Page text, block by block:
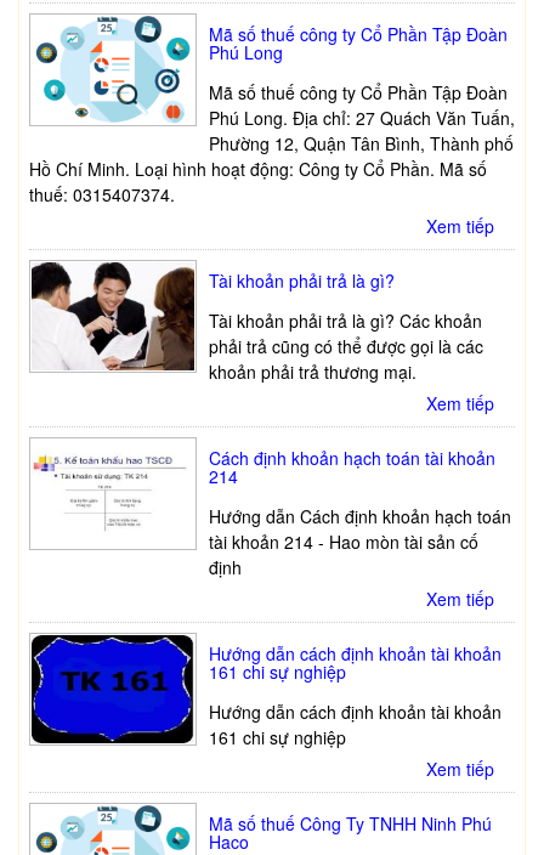
Mã số thuế công ty Cổ Phần Tập Đoàn
Phú Long
Mã số thuế công ty Cổ Phần Tập Đoàn
Phú Long. Địa chỉ: 27 Quách Văn Tuấn,
Phường 12, Quận Tân Bình, Thành phố
Hồ Chí Minh. Loại hình hoạt động: Công ty Cổ Phần. Mã số
thuế: 0315407374.
Xem tiếp
Tài khoản phải trả là gì?
Tài khoản phải trả là gì? Các khoản
phải trả cũng có thể được gọi là các
khoản phải trả thương mại.
Xem tiếp
Cách định khoản hạch toán tài khoản
214
Hướng dẫn Cách định khoản hạch toán
tài khoản 214 - Hao mòn tài sản cố
định
Xem tiếp
Hướng dẫn cách định khoản tài khoản
161 chi sự nghiệp
Hướng dẫn cách định khoản tài khoản
161 chi sự nghiệp
Xem tiếp
Mã số thuế Công Ty TNHH Ninh Phú
Haco